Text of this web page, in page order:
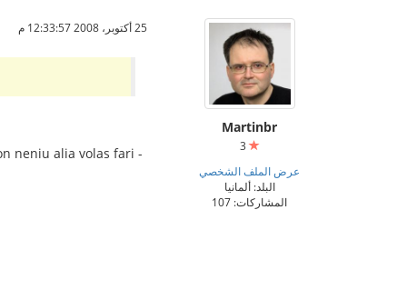
Martinbr
عرض الملف الشخصي
البلد: ألمانيا
المشاركات: 107
25 أكتوبر، 2008 12:33:57 م
neniu alia volas fari -